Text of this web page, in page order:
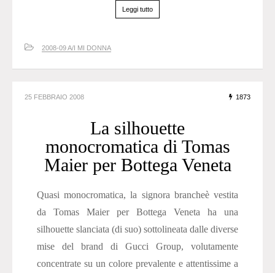
Leggi tutto
2008-09 A/I MI DONNA
25 FEBBRAIO 2008 1873
La silhouette
monocromatica di Tomas
Maier per Bottega Veneta
Quasi monocromatica, la signora brancheè vestita
da Tomas Maier per Bottega Veneta ha una
silhouette slanciata (di suo) sottolineata dalle diverse
mise del brand di Gucci Group, volutamente
concentrate su un colore prevalente e attentissime a